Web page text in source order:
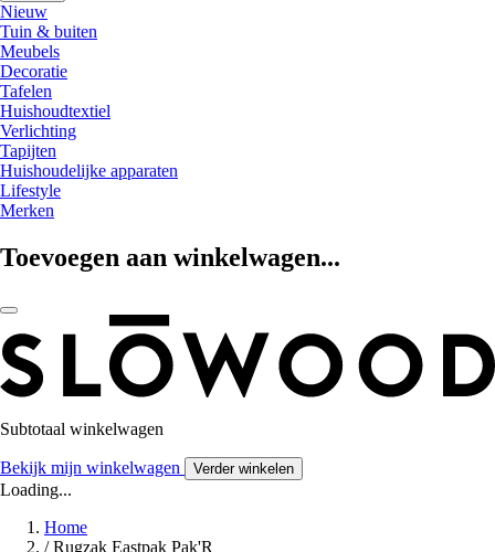
Nieuw
Tuin & buiten
Meubels
Decoratie
Tafelen
Huishoudtextiel
Verlichting
Tapijten
Huishoudelijke apparaten
Lifestyle
Merken
Toevoegen aan winkelwagen...
Subtotaal winkelwagen
Bekijk mijn winkelwagen Verder winkelen
Loading...
Home
/ Rugzak Eastpak Pak'R